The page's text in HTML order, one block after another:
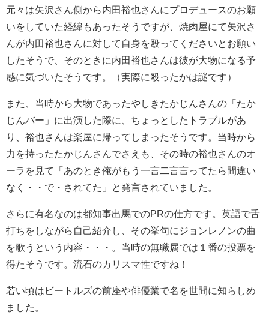
元々は矢沢さん側から内田裕也さんにプロデュースのお願
いをしていた経緯もあったそうですが、焼肉屋にて矢沢さ
んが内田裕也さんに対して自身を殴ってくださいとお願い
したそうで、そのときに内田裕也さんは彼が大物になる予
感に気づいたそうです。（実際に殴ったかは謎です）
また、当時から大物であったやしきたかじんさんの「たか
じんバー」に出演した際に、ちょっとしたトラブルがあ
り、裕也さんは楽屋に帰ってしまったそうです。当時から
力を持ったたかじんさんでさえも、その時の裕也さんのオ
ーラを見て「あのとき俺がもう一言二言言ってたら間違い
なく・・で・されてた」と発言されていました。
さらに有名なのは都知事出馬でのPRの仕方です。英語で舌
打ちをしながら自己紹介し、その挙句にジョンレノンの曲
を歌うという内容・・・。当時の無職属では１番の投票を
得たそうです。流石のカリスマ性ですね！
若い頃はビートルズの前座や俳優業で名を世間に知らしめ
ました。